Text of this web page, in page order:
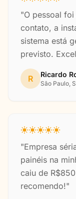
"O pessoal
contato, a
sistema está
previsto.
R Ricardo
São Paulo,
"Empresa
painéis na
caiu de
recomendo!"